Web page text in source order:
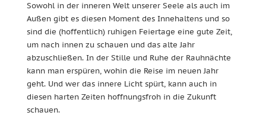
Sowohl in der inneren Welt unserer Seele als auch im
Außen gibt es diesen Moment des Innehaltens und so
sind die (hoffentlich) ruhigen Feiertage eine gute Zeit,
um nach innen zu schauen und das alte Jahr
abzuschließen. In der Stille und Ruhe der Rauhnächte
kann man erspüren, wohin die Reise im neuen Jahr
geht. Und wer das innere Licht spürt, kann auch in
diesen harten Zeiten hoffnungsfroh in die Zukunft
schauen.